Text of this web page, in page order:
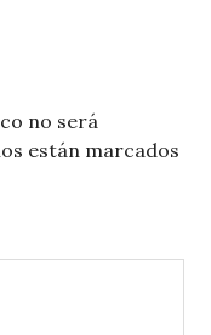
no será
están marcados